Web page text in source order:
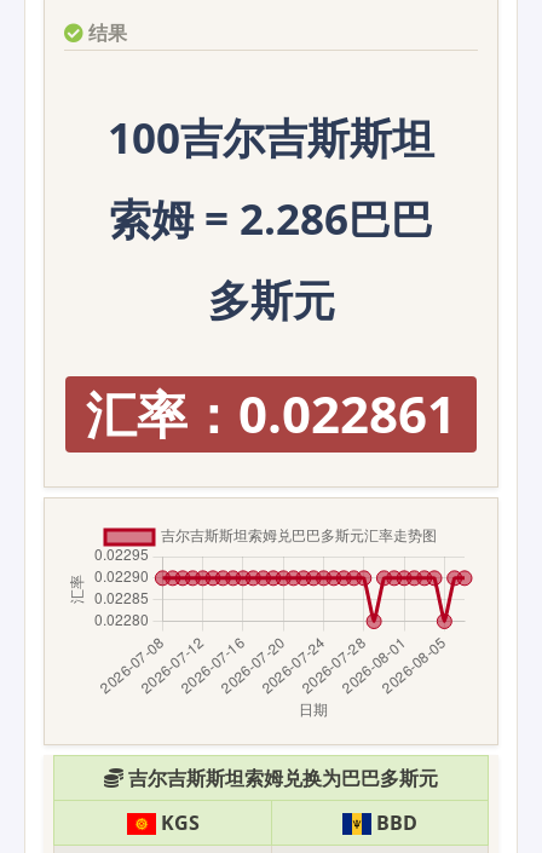
结果
100吉尔吉斯斯坦
索姆 = 2.286巴巴
多斯元
汇率：0.022861
吉尔吉斯斯坦索姆兑换为巴巴多斯元
KGS
BBD